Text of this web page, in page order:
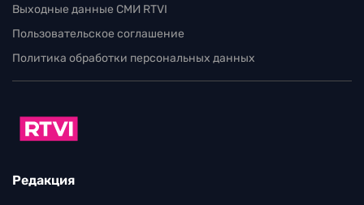
Выходные данные СМИ RTVI
Пользовательское соглашение
Политика обработки персональных данных
Редакция